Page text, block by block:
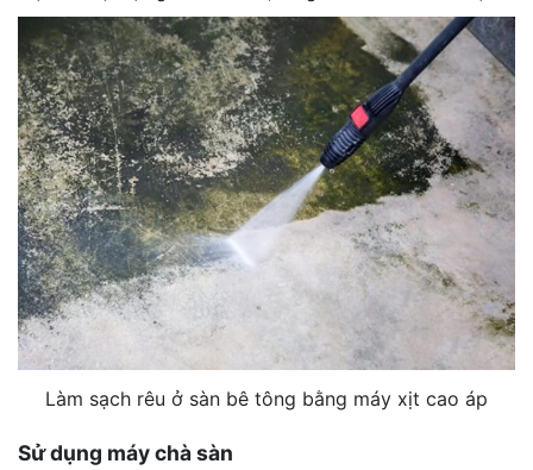
Làm sạch rêu ở sàn bê tông bằng máy xịt cao áp
Sử dụng máy chà sàn